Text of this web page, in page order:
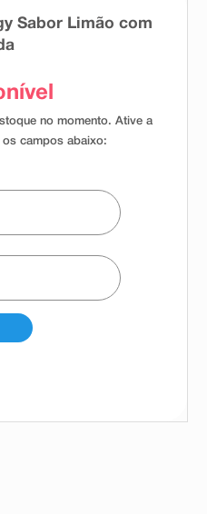
Sabor Limão com